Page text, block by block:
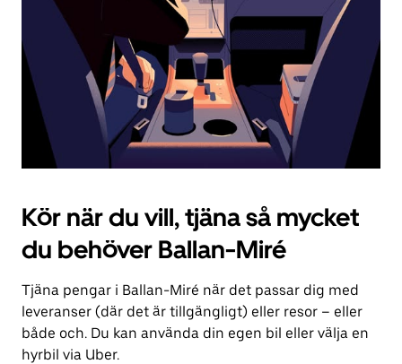
kalendern.
Kör när du vill, tjäna så mycket
du behöver Ballan-Miré
Tjäna pengar i Ballan-Miré när det passar dig med
leveranser (där det är tillgängligt) eller resor – eller
både och. Du kan använda din egen bil eller välja en
hyrbil via Uber.